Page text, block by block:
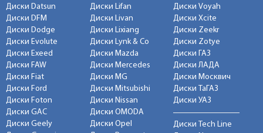
Диски Datsun
Диски DFM
Диски Dodge
Диски Evolute
Диски Exeed
Диски FAW
Диски Fiat
Диски Ford
Диски Foton
Диски GAC
Диски Geely
Диски Lifan
Диски Livan
Диски Lixiang
Диски Lynk & Co
Диски Mazda
Диски Mercedes
Диски MG
Диски Mitsubishi
Диски Nissan
Диски OMODA
Диски Opel
Диски Voyah
Диски Xcite
Диски Zeekr
Диски Zotye
Диски ГАЗ
Диски ЛАДА
Диски Москвич
Диски ТаГАЗ
Диски УАЗ
Диски Tech Line